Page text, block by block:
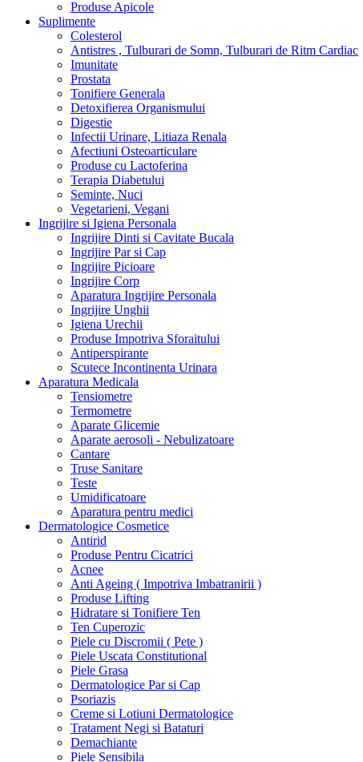
Produse Apicole
Suplimente
Colesterol
Antistres , Tulburari de Somn, Tulburari de Ritm Cardiac
Imunitate
Prostata
Tonifiere Generala
Detoxifierea Organismului
Digestie
Infectii Urinare, Litiaza Renala
Afectiuni Osteoarticulare
Produse cu Lactoferina
Terapia Diabetului
Seminte, Nuci
Vegetarieni, Vegani
Ingrijire si Igiena Personala
Ingrijire Dinti si Cavitate Bucala
Ingrijire Par si Cap
Ingrijire Picioare
Ingrijire Corp
Aparatura Ingrijire Personala
Ingrijire Unghii
Igiena Urechii
Produse Impotriva Sforaitului
Antiperspirante
Scutece Incontinenta Urinara
Aparatura Medicala
Tensiometre
Termometre
Aparate Glicemie
Aparate aerosoli - Nebulizatoare
Cantare
Truse Sanitare
Teste
Umidificatoare
Aparatura pentru medici
Dermatologice Cosmetice
Antirid
Produse Pentru Cicatrici
Acnee
Anti Ageing ( Impotriva Imbatranirii )
Produse Lifting
Hidratare si Tonifiere Ten
Ten Cuperozic
Piele cu Discromii ( Pete )
Piele Uscata Constitutional
Piele Grasa
Dermatologice Par si Cap
Psoriazis
Creme si Lotiuni Dermatologice
Tratament Negi si Bataturi
Demachiante
Piele Sensibila